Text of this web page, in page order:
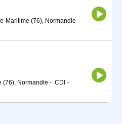
Maritime (76), Normandie -
(76), Normandie - CDI -